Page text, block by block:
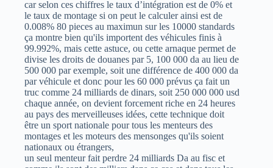
car selon ces chiffres le taux d’intégration est de 0% et
le taux de montage si on peut le calculer ainsi est de
0.008% 80 pieces au maximun sur les 10000 standards
ça montre bien qu'ils importent des véhicules finis à
99.992%, mais cette astuce, ou cette arnaque permet de
divise les droits de douanes par 5, 100 000 da au lieu de
500 000 par exemple, soit une différence de 400 000 da
par véhicule et donc pour les 60 000 prévus ça fait un
truc comme 24 milliards de dinars, soit 250 000 000 usd
chaque année, on devient forcement riche en 24 heures
au pays des merveilleuses idées, cette technique doit
être un sport nationale pour tous les menteurs des
montages et les moteurs des mensonges qu'ils soient
nationaux ou étrangers,
un seul menteur fait perdre 24 milliards Da au fisc et